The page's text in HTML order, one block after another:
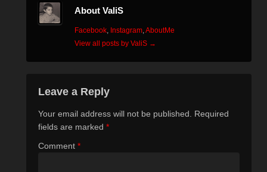
About ValiS
Facebook, Instagram,AboutMe
View all posts by ValiS →
Leave a Reply
Your email address will not be published. Required
fields are marked *
Comment *